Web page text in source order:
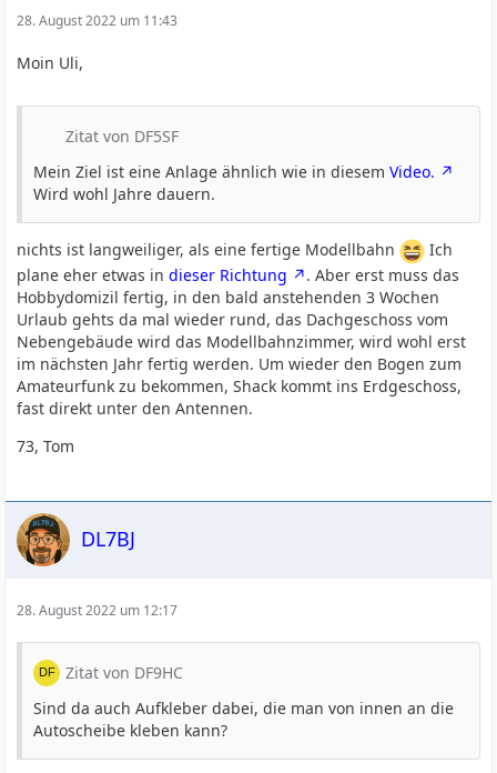
28. August 2022 um 11:43
Moin Uli,
Zitat von DF5SF
Mein Ziel ist eine Anlage ähnlich wie in diesemVideo.
Wird wohl Jahre dauern.
nichts ist langweiliger, als eine fertige Modellbahn
Ich
plane eher etwas indieser Richtung
. Aber erst muss das
Hobbydomizil fertig, in den bald anstehenden 3 Wochen
Urlaub gehts da mal wieder rund, das Dachgeschoss vom
Nebengebäude wird das Modellbahnzimmer, wird wohl erst
im nächsten Jahr fertig werden. Um wieder den Bogen zum
Amateurfunk zu bekommen, Shack kommt ins Erdgeschoss,
fast direkt unter den Antennen.
73, Tom
DL7BJ
28. August 2022 um 12:17
Zitat von DF9HC
Sind da auch Aufkleber dabei, die man von innen an die
Autoscheibe kleben kann?